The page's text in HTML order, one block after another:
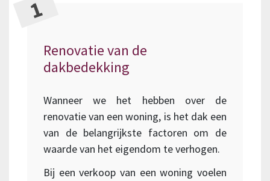
Renovatie van de
dakbedekking
Wanneer we het hebben over de
renovatie van een woning, is het dak een
van de belangrijkste factoren om de
waarde van het eigendom te verhogen.
Bij een verkoop van een woning voelen